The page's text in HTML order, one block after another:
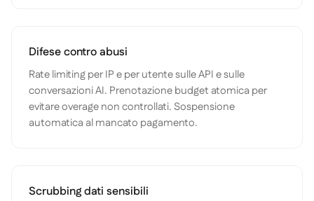
Difese contro abusi
Rate limiting per IP e per utente sulle API e sulle
conversazioni AI. Prenotazione budget atomica per
evitare overage non controllati. Sospensione
automatica al mancato pagamento.
Scrubbing dati sensibili